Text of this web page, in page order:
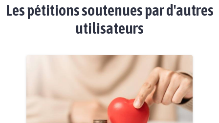
Les pétitions soutenues par d'autres
utilisateurs